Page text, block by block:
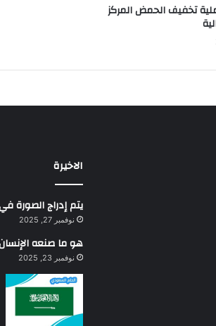
تخفيف الحمض المركز
الاخيرة
يتم إدراج الصورة
نوفمبر 27, 2025
هو ما صنعه
نوفمبر 23, 2025